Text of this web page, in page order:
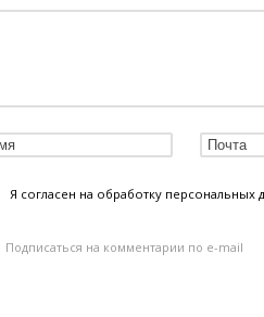
Я согласен на обработку персональных
Подписаться на комментарии по e-mail